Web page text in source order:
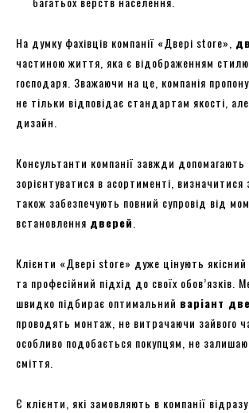
На думку фахівців компанії «Двері store»,
частиною життя, яка є відображенням
господаря. Зважаючи на це, компанія
не тільки відповідає стандартам якості,
дизайн.
Консультанти компанії завжди допомагають
зорієнтуватися в асортименті,
також забезпечують повний супровід від
встановлення дверей
Клієнти «Двері store» дуже цінують якісний
та професійний підхід до своїх обов’язків.
швидко підбирає оптимальний варіант
проводять монтаж, не витрачаючи зайвого
особливо подобається покупцям, не
сміття.
Є клієнти, які замовляють в компанії